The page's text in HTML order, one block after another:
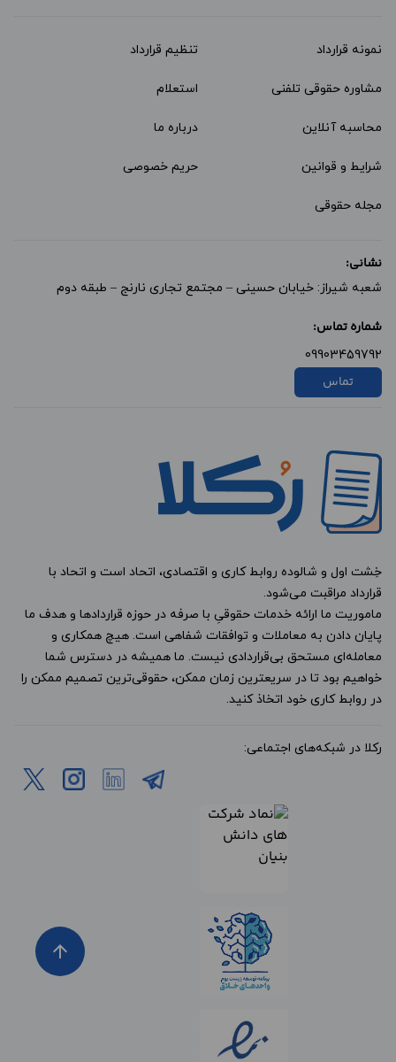
نمونه قرارداد‌ تنظیم قرارداد
مشاوره حقوقی تلفنی استعلام
محاسبه آنلاین درباره ما
شرایط و قوانین حریم خصوصی
مجله حقوقی
نشانی:
شعبه شیراز: خیابان حسینی – مجتمع تجاری نارنج – طبقه دوم
شماره تماس:
09903459792
تماس
خِشت اول و شالوده روابط کاری و اقتصادی، اتحاد است و اتحاد با
قرارداد مراقبت می‌شود.
ماموریت ما ارائه خدمات حقوقیِ با صرفه در حوزه قراردادها و هدف ما
پایان دادن به معاملات و توافقات شفاهی است. هیچ همکاری و
معامله‌ای مستحق بی‌قراردادی نیست. ما همیشه در دسترس شما
خواهیم بود تا در سریعترین زمان ممکن، حقوقی‌ترین تصمیم ممکن را
در روابط کاری خود اتخاذ کنید.
رکلا در شبکه‌های اجتماعی:
arrow_upward